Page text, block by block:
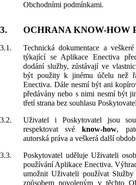
Obchodními podmínkami.
3. OCHRANA KNOW-HOW
3.1.
Technická dokumentace a
týkající se Aplikace Enectiva
dodání služby, zůstávají ve
být použity k jinému účelu než
Enectiva. Dále nesmí být ani
předávány nebo s nimi nesmí být
třetí strana bez souhlasu
3.2.
Uživatel i Poskytovatel jsou
respektovat svéknow-how,
autorská práva a veškerá další
3.3.
Poskytovatel uděluje Uživateli
používání Aplikace Enectiva.
umožnit Uživateli používat
způsobem povoleným v těchto